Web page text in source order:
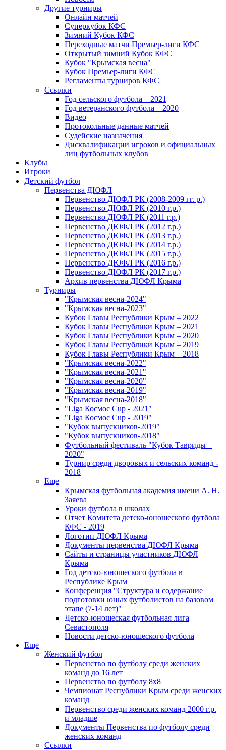
Другие турниры
Онлайн матчей
Суперкубок КФС
Зимний Кубок КФС
Переходные матчи Премьер-лиги КФС
Открытый зимний Кубок КФС
Кубок "Крымская весна"
Кубок Премьер-лиги КФС
Регламенты турниров КФС
Ссылки
Год сельского футбола – 2021
Год ветеранского футбола – 2020
Видео
Протокольные данные матчей
Судейские назначения
Дисквалификации игроков и официальных
лиц футбольных клубов
Клубы
Игроки
Детский футбол
Первенства ДЮФЛ
Первенство ДЮФЛ РК (2008-2009 гг. р.)
Первенство ДЮФЛ РК (2010 г.р.)
Первенство ДЮФЛ РК (2011 г.р.)
Первенство ДЮФЛ РК (2012 г.р.)
Первенство ДЮФЛ РК (2013 г.р.)
Первенство ДЮФЛ РК (2014 г.р.)
Первенство ДЮФЛ РК (2015 г.р.)
Первенство ДЮФЛ РК (2016 г.р.)
Первенство ДЮФЛ РК (2017 г.р.)
Архив первенства ДЮФЛ Крыма
Турниры
"Крымская весна-2024"
"Крымская весна-2023"
Кубок Главы Республики Крым – 2022
Кубок Главы Республики Крым – 2021
Кубок Главы Республики Крым – 2020
Кубок Главы Республики Крым – 2019
Кубок Главы Республики Крым – 2018
"Крымская весна-2022"
"Крымская весна-2021"
"Крымская весна-2020"
"Крымская весна-2019"
"Крымская весна-2018"
"Liga Космос Cup - 2021"
"Liga Космос Cup - 2019"
"Кубок выпускников-2019"
"Кубок выпускников-2018"
Футбольный фестиваль "Кубок Тавриды –
2020"
Турнир среди дворовых и сельских команд -
2018
Еще
Крымская футбольная академия имени А. Н.
Заяева
Уроки футбола в школах
Отчет Комитета детско-юношеского футбола
КФС - 2019
Логотип ДЮФЛ Крыма
Документы первенства ДЮФЛ Крыма
Сайты и страницы участников ДЮФЛ
Крыма
Год детско-юношеского футбола в
Республике Крым
Конференция "Структура и содержание
подготовки юных футболистов на базовом
этапе (7-14 лет)"
Детско-юношеская футбольная лига
Севастополя
Новости детско-юношеского футбола
Еще
Женский футбол
Первенство по футболу среди женских
команд до 16 лет
Первенство по футболу 8х8
Чемпионат Республики Крым среди женских
команд
Первенство среди женских команд 2000 г.р.
и младше
Документы Первенства по футболу среди
женских команд
Ссылки